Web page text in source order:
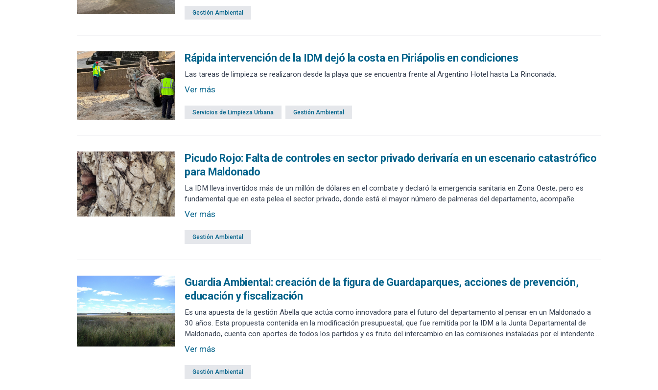
Gestión Ambiental
Rápida intervención de la IDM dejó la costa en Piriápolis en condiciones
Las tareas de limpieza se realizaron desde la playa que se encuentra frente al Argentino Hotel hasta La Rinconada.
Ver más
Servicios de Limpieza Urbana Gestión Ambiental
Picudo Rojo: Falta de controles en sector privado derivaría en un escenario catastrófico
para Maldonado
La IDM lleva invertidos más de un millón de dólares en el combate y declaró la emergencia sanitaria en Zona Oeste, pero es
fundamental que en esta pelea el sector privado, donde está el mayor número de palmeras del departamento, acompañe.
Ver más
Gestión Ambiental
Guardia Ambiental: creación de la figura de Guardaparques, acciones de prevención,
educación y fiscalización
Es una apuesta de la gestión Abella que actúa como innovadora para el futuro del departamento al pensar en un Maldonado a
30 años. Esta propuesta contenida en la modificación presupuestal, que fue remitida por la IDM a la Junta Departamental de
Maldonado, cuenta con aportes de todos los partidos y es fruto del intercambio en las comisiones instaladas por el intendente
como política de Estado.
Ver más
Gestión Ambiental